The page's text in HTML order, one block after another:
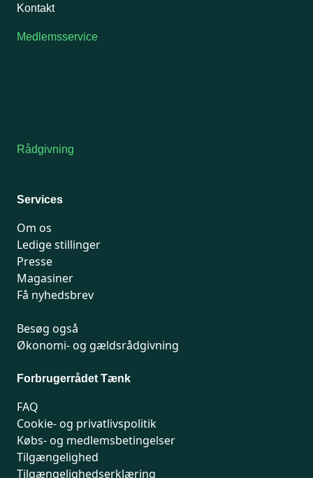
Kontakt
Medlemsservice
Rådgivning
Services
Om os
Ledige stillinger
Presse
Magasiner
Få nyhedsbrev
Besøg også
Økonomi- og gældsrådgivning
Forbrugerrådet Tænk
FAQ
Cookie- og privatlivspolitik
Købs- og medlemsbetingelser
Tilgængelighed
Tilgængelighedserklæring